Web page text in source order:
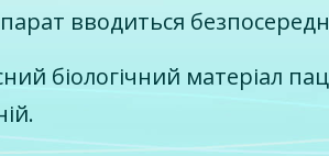
вводиться
біологічний матеріал